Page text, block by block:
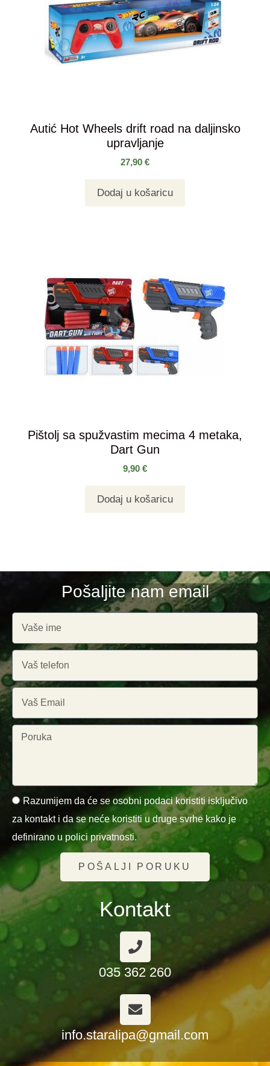
Autić Hot Wheels drift road na daljinsko
upravljanje
27,90 €
Dodaj u košaricu
Pištolj sa spužvastim mecima 4 metaka,
Dart Gun
9,90 €
Dodaj u košaricu
Pošaljite nam email
Razumijem da će se osobni podaci koristiti isključivo
za kontakt i da se neće koristiti u druge svrhe kako je
definirano u polici privatnosti.
POŠALJI PORUKU
Kontakt
035 362 260
info.staralipa@gmail.com